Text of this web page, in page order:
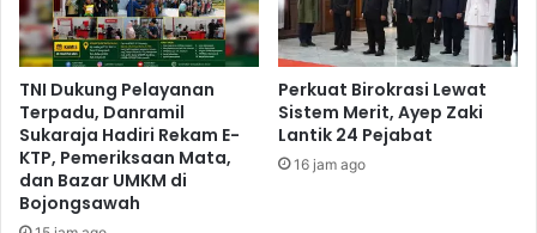
TNI Dukung Pelayanan
Terpadu, Danramil
Sukaraja Hadiri Rekam E-
KTP, Pemeriksaan Mata,
dan Bazar UMKM di
Bojongsawah
Perkuat Birokrasi Lewat
Sistem Merit, Ayep Zaki
Lantik 24 Pejabat
16 jam ago